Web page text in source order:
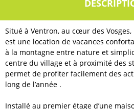
Situé à Ventron, au cœur des
est une location de vacances
à la montagne entre nature et
centre du village et à proximité des
permet de profiter facilement des
long de l’année .
Installé au premier étage d’une